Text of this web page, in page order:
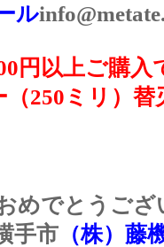
ル
円以上ご購入
250ミリ）替
めでとうござ
手市 （株）藤